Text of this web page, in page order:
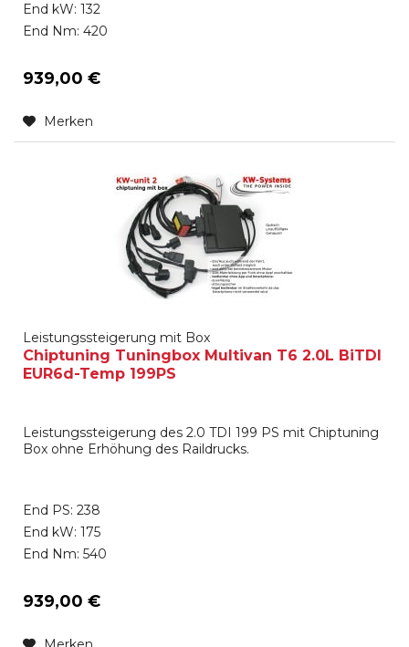
End kW: 132
End Nm: 420
939,00 €
Merken
Leistungssteigerung mit Box
Chiptuning Tuningbox Multivan T6 2.0L BiTDI
EUR6d-Temp 199PS
Leistungssteigerung des 2.0 TDI 199 PS mit Chiptuning
Box ohne Erhöhung des Raildrucks.
End PS: 238
End kW: 175
End Nm: 540
939,00 €